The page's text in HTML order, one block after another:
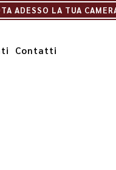
ADESSO LA TUA
Contatti